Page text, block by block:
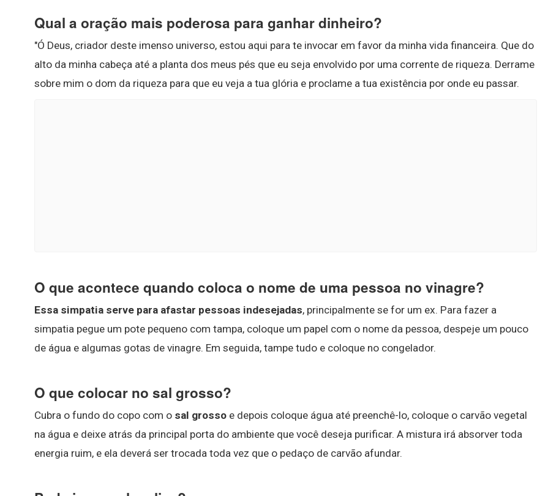
Qual a oração mais poderosa para ganhar dinheiro?
"Ó Deus, criador deste imenso universo, estou aqui para te invocar em favor da minha vida financeira. Que do
alto da minha cabeça até a planta dos meus pés que eu seja envolvido por uma corrente de riqueza. Derrame
sobre mim o dom da riqueza para que eu veja a tua glória e proclame a tua existência por onde eu passar.
O que acontece quando coloca o nome de uma pessoa no vinagre?
Essa simpatia serve para afastar pessoas indesejadas, principalmente se for um ex. Para fazer a
simpatia pegue um pote pequeno com tampa, coloque um papel com o nome da pessoa, despeje um pouco
de água e algumas gotas de vinagre. Em seguida, tampe tudo e coloque no congelador.
O que colocar no sal grosso?
Cubra o fundo do copo com o sal grosso e depois coloque água até preenchê-lo, coloque o carvão vegetal
na água e deixe atrás da principal porta do ambiente que você deseja purificar. A mistura irá absorver toda
energia ruim, e ela deverá ser trocada toda vez que o pedaço de carvão afundar.